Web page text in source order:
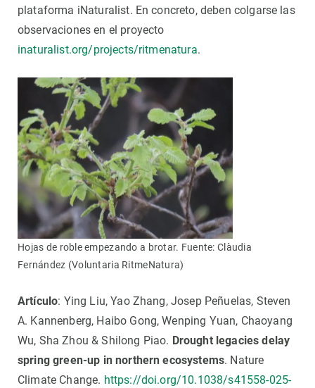
plataforma iNaturalist. En concreto, deben colgarse las
observaciones en el proyecto
inaturalist.org/projects/ritmenatura.
Hojas de roble empezando a brotar. Fuente: Clàudia
Fernández (Voluntaria RitmeNatura)
Artículo: Ying Liu, Yao Zhang, Josep Peñuelas, Steven
A. Kannenberg, Haibo Gong, Wenping Yuan, Chaoyang
Wu, Sha Zhou & Shilong Piao. Drought legacies delay
spring green-up in northern ecosystems. Nature
Climate Change. https://doi.org/10.1038/s41558-025-